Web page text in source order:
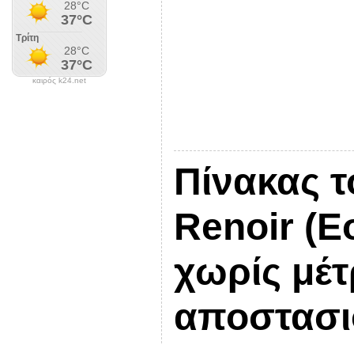
καιρός k24.net
Πίνακας
Renoir
χωρίς